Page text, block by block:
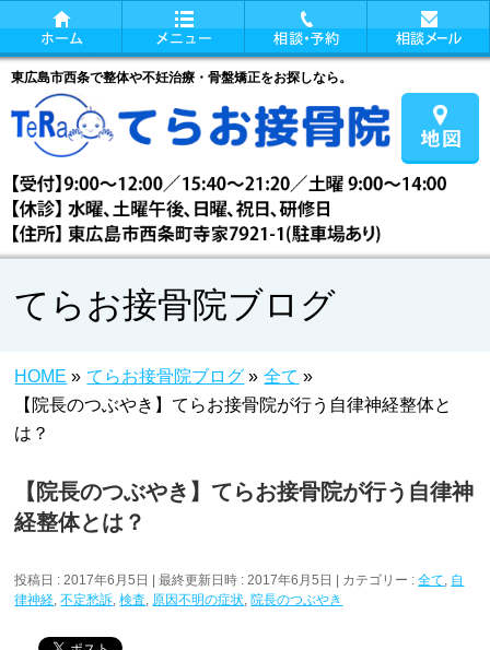
東広島市西条で整体や不妊治療・骨盤矯正をお探しなら。
てらお接骨院ブログ
HOME » てらお接骨院ブログ » 全て »
【院長のつぶやき】てらお接骨院が行う自律神経整体と
は？
【院長のつぶやき】てらお接骨院が行う自律神
経整体とは？
投稿日 : 2017年6月5日 最終更新日時 : 2017年6月5日 カテゴリー :全て 自
律神経 ,不定愁訴 ,検査 原因不明の症状 ,院長のつぶやき